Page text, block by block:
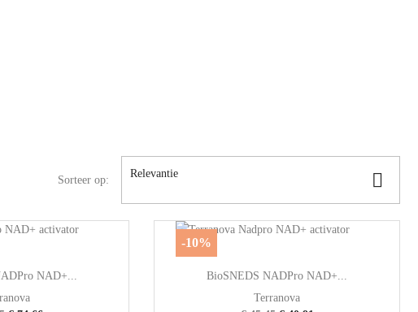
Sorteer op:
Relevantie 
bekijkenNAD+...
 Snel bekijken
BioSNEDS NADPro NAD+...
Terranova
-10%